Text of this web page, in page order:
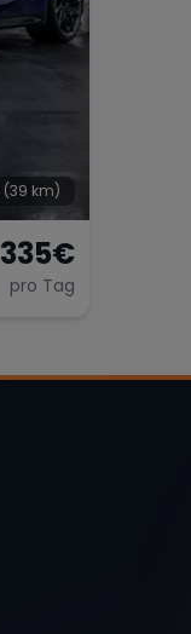
(39 km)
335€
pro Tag